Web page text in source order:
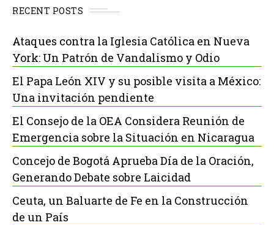
RECENT POSTS
Ataques contra la Iglesia Católica en Nueva
York: Un Patrón de Vandalismo y Odio
El Papa León XIV y su posible visita a México:
Una invitación pendiente
El Consejo de la OEA Considera Reunión de
Emergencia sobre la Situación en Nicaragua
Concejo de Bogotá Aprueba Día de la Oración,
Generando Debate sobre Laicidad
Ceuta, un Baluarte de Fe en la Construcción
de un País